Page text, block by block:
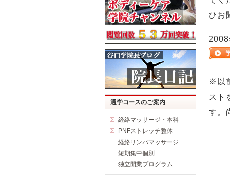
ひお
※以
スト
す。
通学コースのご案内
経絡マッサージ・本科
PNFストレッチ整体
経絡リンパマッサージ
短期集中個別
独立開業プログラム